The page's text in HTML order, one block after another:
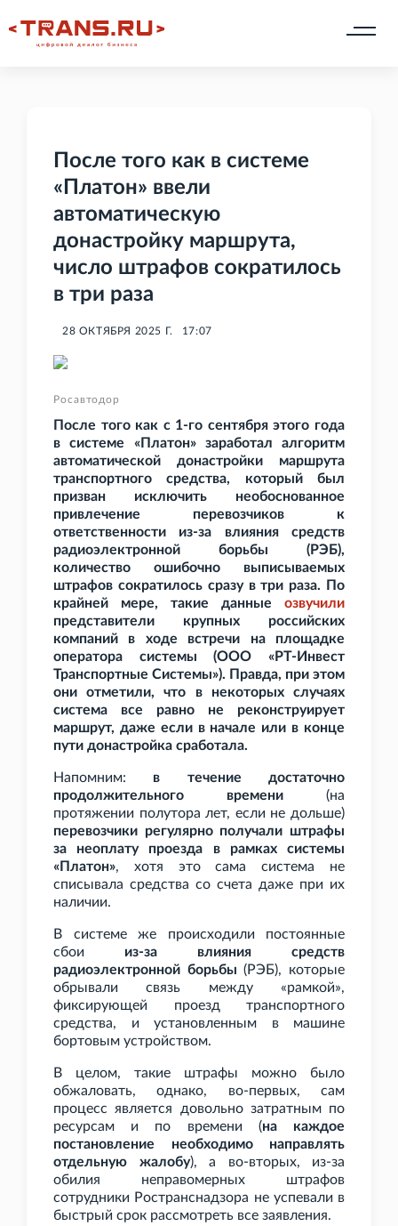
После того как в системе
«Платон» ввели
автоматическую
донастройку маршрута,
число штрафов сократилось
в три раза
28 ОКТЯБРЯ 2025 Г. 17:07
Росавтодор
После того как с 1-го сентября этого года
в системе «Платон» заработал алгоритм
автоматической донастройки маршрута
транспортного средства, который был
призван исключить необоснованное
привлечение перевозчиков к
ответственности из-за влияния средств
радиоэлектронной борьбы (РЭБ),
количество ошибочно выписываемых
штрафов сократилось сразу в три раза. По
крайней мере, такие данные озвучили
представители крупных российских
компаний в ходе встречи на площадке
оператора системы (ООО «РТ-Инвест
Транспортные Системы»). Правда, при этом
они отметили, что в некоторых случаях
система все равно не реконструирует
маршрут, даже если в начале или в конце
пути донастройка сработала.
Напомним: в течение достаточно
продолжительного времени (на
протяжении полутора лет, если не дольше)
перевозчики регулярно получали штрафы
за неоплату проезда в рамках системы
«Платон», хотя это сама система не
списывала средства со счета даже при их
наличии.
В системе же происходили постоянные
сбои из-за влияния средств
радиоэлектронной борьбы (РЭБ), которые
обрывали связь между «рамкой»,
фиксирующей проезд транспортного
средства, и установленным в машине
бортовым устройством.
В целом, такие штрафы можно было
обжаловать, однако, во-первых, сам
процесс является довольно затратным по
ресурсам и по времени (на каждое
постановление необходимо направлять
отдельную жалобу), а во-вторых, из-за
обилия неправомерных штрафов
сотрудники Ространснадзора не успевали в
быстрый срок рассмотреть все заявления.